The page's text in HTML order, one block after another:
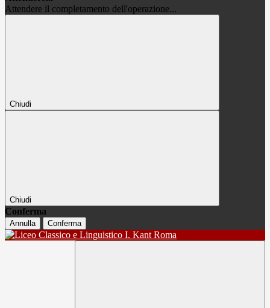
Attendere il completamento dell'operazione...
Chiudi
Chiudi
Conferma
Annulla Conferma